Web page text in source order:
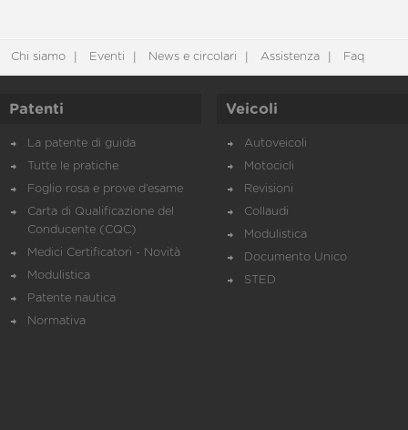
Chi siamo Eventi News e circolari Assistenza Faq
Patenti
La patente di guida
Tutte le pratiche
Foglio rosa e prove d’esame
Carta di Qualificazione del
Conducente (CQC)
Medici Certificatori - Novità
Modulistica
Patente nautica
Normativa
Veicoli
Autoveicoli
Motocicli
Revisioni
Collaudi
Modulistica
Documento Unico
STED